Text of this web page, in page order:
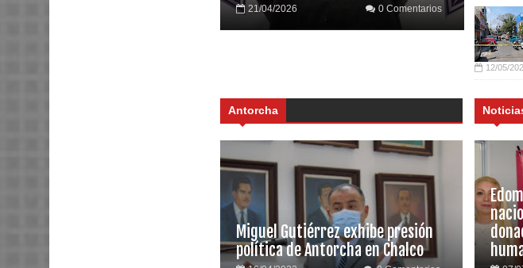
21/04/2026 0 Comentarios
12/05/
Antorcha
Miguel Gutiérrez exhibe presión
política de Antorcha en Chalco